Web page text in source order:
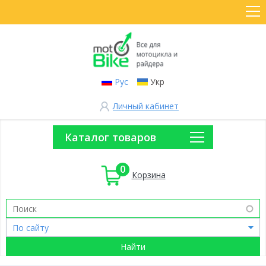
Рус Укр
Личный кабинет
Каталог товаров
0 Корзина